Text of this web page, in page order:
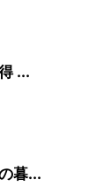
...
暮...